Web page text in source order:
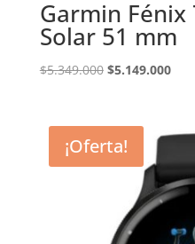
Garmin Fénix
Solar 51 mm
$5.349.000 El
era:
$5.349.000.
$5.149.000El
es:
¡Oferta!